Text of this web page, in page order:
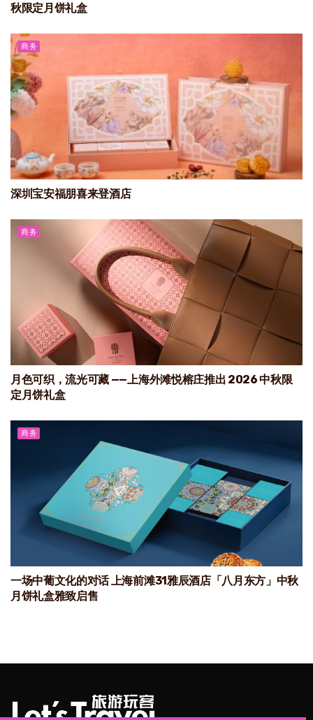
秋限定月饼礼盒
商务
深圳宝安福朋喜来登酒店
商务
月色可织，流光可藏 ——上海外滩悦榕庄推出 2026 中秋限
定月饼礼盒
商务
一场中葡文化的对话 上海前滩31雅辰酒店「八月东方」中秋
月饼礼盒雅致启售